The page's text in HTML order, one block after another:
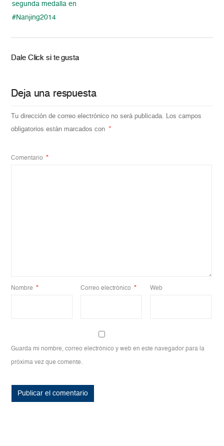
segunda medalla en
#Nanjing2014
Dale Click si te gusta
Deja una respuesta
Tu dirección de correo electrónico no será publicada. Los campos
obligatorios están marcados con
*
Comentario *
Nombre * Correo electrónico * Web
Guarda mi nombre, correo electrónico y web en este navegador para la
próxima vez que comente.